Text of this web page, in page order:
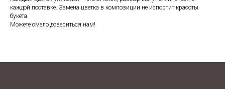
каждой поставке. Замена цветка в композиции не испортит красоты
букета.
Можете смело довериться нам!